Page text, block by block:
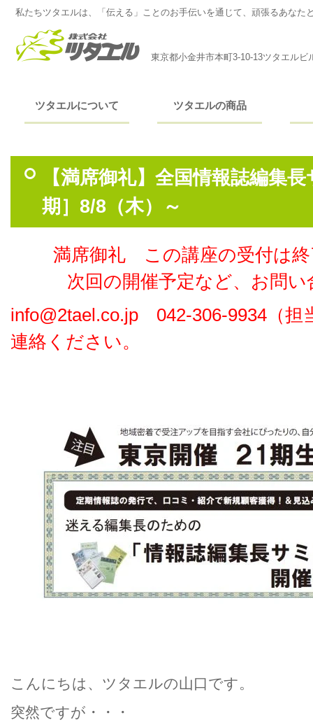
私たちツタエルは、「伝える」ことのお手伝いを通じて、頑張るあなた
東京都小金井市本町3-10-13ツタエルビ
ツタエルについて ツタエルの商品
【満席御礼】全国情報誌編集
期］8/8（木）～
満席御礼 この講座の受付は
次回の開催予定など、お問い
info@2tael.co.jp 042-306-9934（担
連絡ください。
こんにちは、ツタエルの山口です。
突然ですが・・・